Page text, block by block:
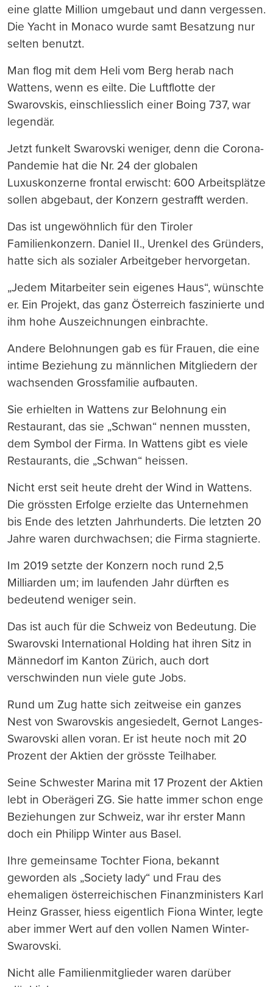
eine glatte Million umgebaut und dann vergessen.
Die Yacht in Monaco wurde samt Besatzung nur
selten benutzt.
Man flog mit dem Heli vom Berg herab nach
Wattens, wenn es eilte. Die Luftflotte der
Swarovskis, einschliesslich einer Boing 737, war
legendär.
Jetzt funkelt Swarovski weniger, denn die Corona-
Pandemie hat die Nr. 24 der globalen
Luxuskonzerne frontal erwischt: 600 Arbeitsplätze
sollen abgebaut, der Konzern gestrafft werden.
Das ist ungewöhnlich für den Tiroler
Familienkonzern. Daniel II., Urenkel des Gründers,
hatte sich als sozialer Arbeitgeber hervorgetan.
„Jedem Mitarbeiter sein eigenes Haus“, wünschte
er. Ein Projekt, das ganz Österreich faszinierte und
ihm hohe Auszeichnungen einbrachte.
Andere Belohnungen gab es für Frauen, die eine
intime Beziehung zu männlichen Mitgliedern der
wachsenden Grossfamilie aufbauten.
Sie erhielten in Wattens zur Belohnung ein
Restaurant, das sie „Schwan“ nennen mussten,
dem Symbol der Firma. In Wattens gibt es viele
Restaurants, die „Schwan“ heissen.
Nicht erst seit heute dreht der Wind in Wattens.
Die grössten Erfolge erzielte das Unternehmen
bis Ende des letzten Jahrhunderts. Die letzten 20
Jahre waren durchwachsen; die Firma stagnierte.
Im 2019 setzte der Konzern noch rund 2,5
Milliarden um; im laufenden Jahr dürften es
bedeutend weniger sein.
Das ist auch für die Schweiz von Bedeutung. Die
Swarovski International Holding hat ihren Sitz in
Männedorf im Kanton Zürich, auch dort
verschwinden nun viele gute Jobs.
Rund um Zug hatte sich zeitweise ein ganzes
Nest von Swarovskis angesiedelt, Gernot Langes-
Swarovski allen voran. Er ist heute noch mit 20
Prozent der Aktien der grösste Teilhaber.
Seine Schwester Marina mit 17 Prozent der Aktien
lebt in Oberägeri ZG. Sie hatte immer schon enge
Beziehungen zur Schweiz, war ihr erster Mann
doch ein Philipp Winter aus Basel.
Ihre gemeinsame Tochter Fiona, bekannt
geworden als „Society lady“ und Frau des
ehemaligen österreichischen Finanzministers Karl
Heinz Grasser, hiess eigentlich Fiona Winter, legte
aber immer Wert auf den vollen Namen Winter-
Swarovski.
Nicht alle Familienmitglieder waren darüber